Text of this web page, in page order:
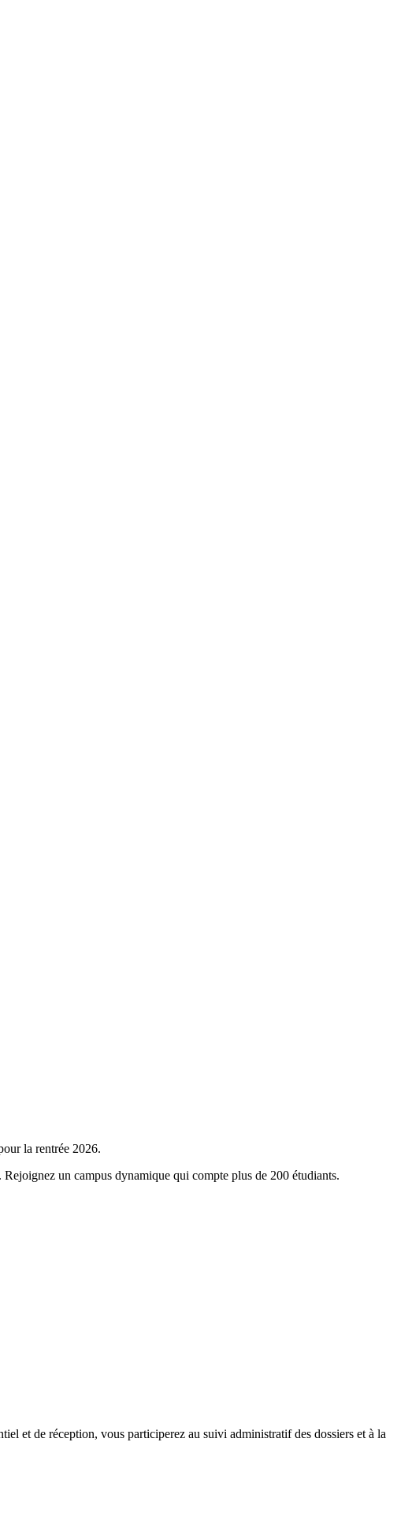
la rentrée 2026.
un campus dynamique qui compte plus de 200 étudiants.
et de réception, vous participerez au suivi administratif des dossiers et à la